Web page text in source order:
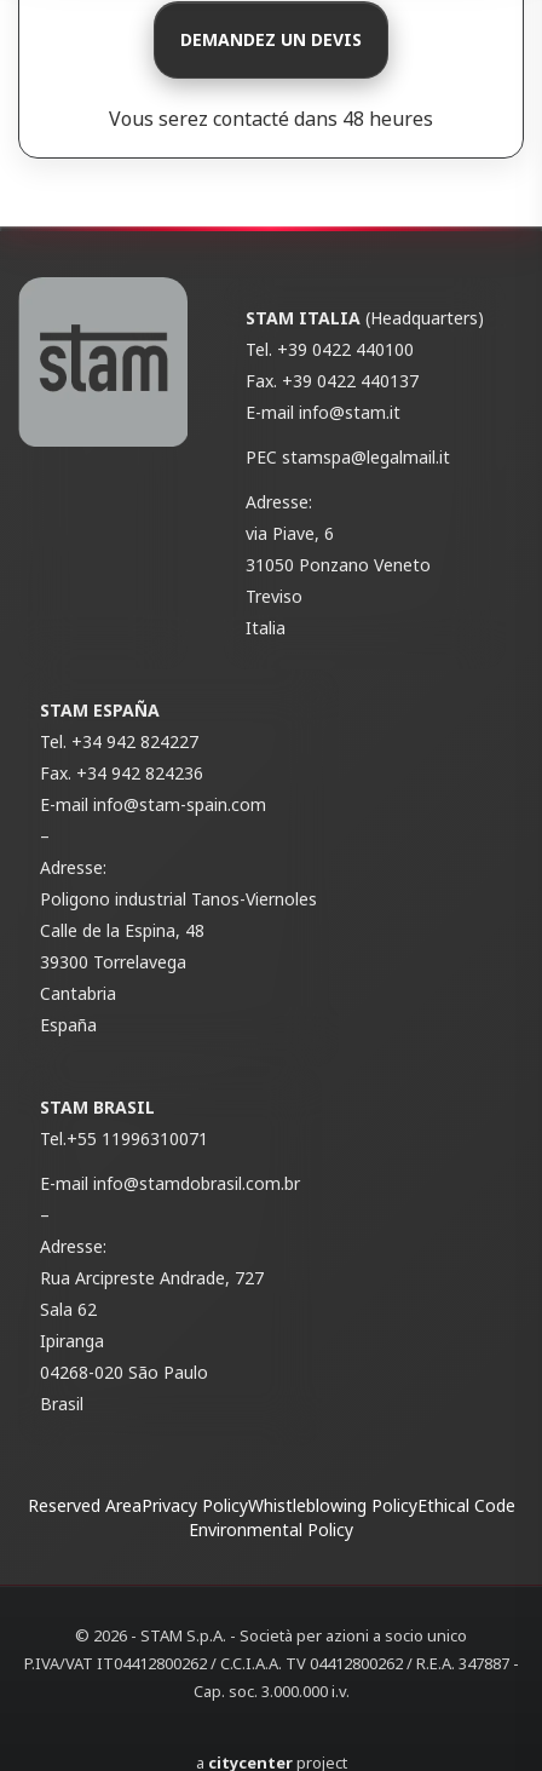
DEMANDEZ UN DEVIS
Vous serez contacté dans 48 heures
STAM ITALIA (Headquarters)
Tel. +39 0422 440100
Fax. +39 0422 440137
E-mailinfo@stam.it
PECstamspa@legalmail.it
Adresse:
via Piave, 6
31050 Ponzano Veneto
Treviso
Italia
STAM ESPAÑA
Tel. +34 942 824227
Fax. +34 942 824236
E-mail info@stam-spain.com
–
Adresse:
Poligono industrial Tanos-Viernoles
Calle de la Espina, 48
39300 Torrelavega
Cantabria
España
STAM BRASIL
Tel.+55 11996310071
E-mail info@stamdobrasil.com.br
–
Adresse:
Rua Arcipreste Andrade, 727
Sala 62
Ipiranga
04268-020 São Paulo
Brasil
Reserved AreaPrivacy PolicyWhistleblowing PolicyEthical Code
Environmental Policy
© 2026 - STAM S.p.A. - Società per azioni a socio unico
P.IVA/VAT IT04412800262 / C.C.I.A.A. TV 04412800262 / R.E.A. 347887 -
Cap. soc. 3.000.000 i.v.
a citycenterproject